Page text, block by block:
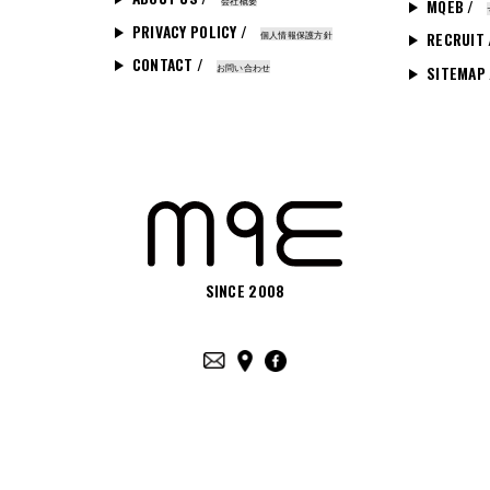
PRIVACY POLICY / 個人情報保護方針
CONTACT / お問い合わせ
MQEB /
RECRUIT
SINCE 2008